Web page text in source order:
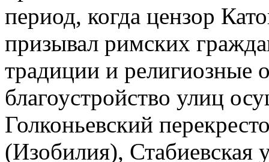
период, когда цензор
призывал римских
традиции и религиозные
благоустройство улиц
Голконьевский
(Изобилия),